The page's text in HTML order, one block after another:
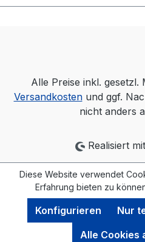
Alle Preise inkl.
Versandkostenund ggf.
nicht anders
Realisiert
Diese Website verwendet
Erfahrung bieten zu
Nur
Konfigurieren
Alle Cookies